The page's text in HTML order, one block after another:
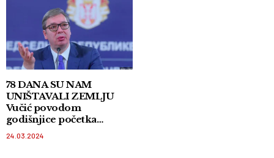
78 DANA SU NAM
UNIŠTAVALI ZEMLJU
Vučić povodom
godišnjice početka
bombardovanja: Uprkos
svemu, Srbija živi
24.03.2024